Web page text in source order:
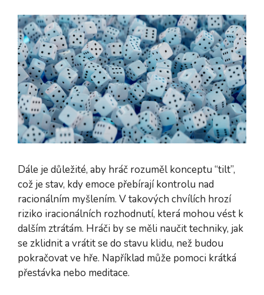
Dále je důležité, aby hráč rozuměl konceptu “tilt”,
což je stav, kdy emoce přebírají kontrolu nad
racionálním myšlením. V takových chvílích hrozí
riziko iracionálních rozhodnutí, která mohou vést k
dalším ztrátám. Hráči by se měli naučit techniky, jak
se zklidnit a vrátit se do stavu klidu, než budou
pokračovat ve hře. Například může pomoci krátká
přestávka nebo meditace.